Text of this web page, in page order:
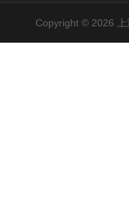
Copyright © 2026 上